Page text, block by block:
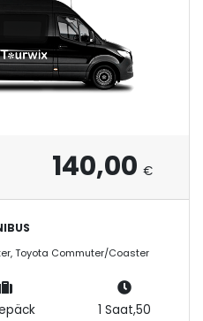
140,00 €
Toyota Commuter/Coaster
1 Saat,50